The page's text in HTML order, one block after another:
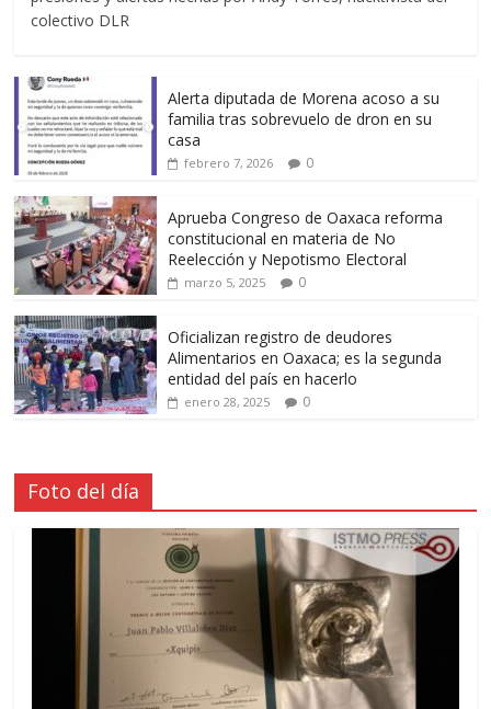
colectivo DLR
Alerta diputada de Morena acoso a su
familia tras sobrevuelo de dron en su
casa
febrero 7, 2026 0
Aprueba Congreso de Oaxaca reforma
constitucional en materia de No
Reelección y Nepotismo Electoral
marzo 5, 2025 0
Oficializan registro de deudores
Alimentarios en Oaxaca; es la segunda
entidad del país en hacerlo
enero 28, 2025 0
Foto del día